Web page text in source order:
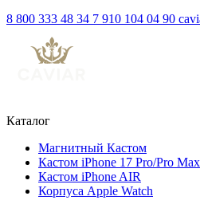
8 800 333 48 34 7 910 104 04 90
Каталог
Магнитный Кастом
Кастом iPhone 17 Pro/Pro Max
Кастом iPhone AIR
Корпуса Apple Watch